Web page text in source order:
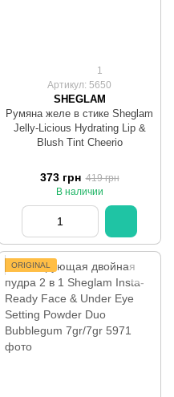
1
Артикул: 5650
SHEGLAM
Румяна желе в стике Sheglam
Jelly-Licious Hydrating Lip &
Blush Tint Cheerio
373 грн 419 грн
В наличии
ORIGINAL